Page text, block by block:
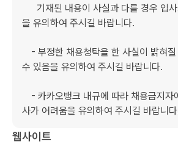
을 유의하여 주시길 바랍니다.
- 부정한 채용청탁을 한 사실이 밝혀질
수 있음을 유의하여 주시길 바랍니다.
- 카카오뱅크 내규에 따라 채용금지자
사가 어려움을 유의하여 주시길 바랍니
웹사이트